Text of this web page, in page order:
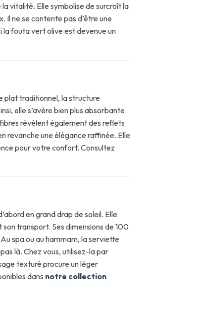
vitalité. Elle symbolise de surcroît la
ne se contente pas d’être une
la fouta vert olive est devenue un
plat traditionnel, la structure
elle s’avère bien plus absorbante
révèlent également des reflets
revanche une élégance raffinée. Elle
pour votre confort. Consultez
en grand drap de soleil. Elle
transport. Ses dimensions de 100
spa ou au hammam, la serviette
là. Chez vous, utilisez-la par
texturé procure un léger
dans notre collection